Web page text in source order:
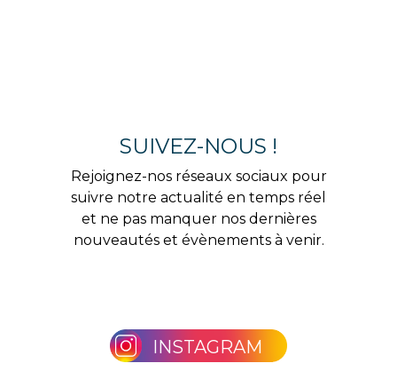
SUIVEZ-NOUS !
Rejoignez-nos réseaux sociaux pour
suivre notre actualité en temps réel
et ne pas manquer nos dernières
nouveautés et évènements à venir.
INSTAGRAM